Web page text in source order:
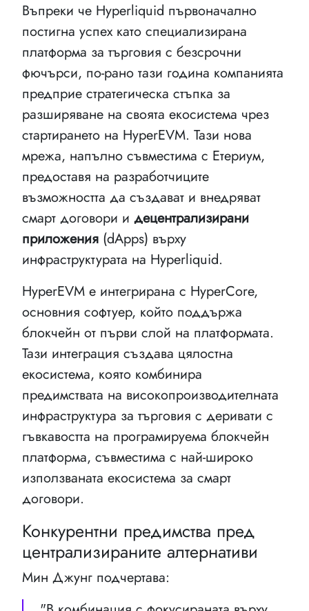
Въпреки че Hyperliquid първоначално
постигна успех като специализирана
платформа за търговия с безсрочни
фючърси, по-рано тази година компанията
предприе стратегическа стъпка за
разширяване на своята екосистема чрез
стартирането на HyperEVM. Тази нова
мрежа, напълно съвместима с Етериум,
предоставя на разработчиците
възможността да създават и внедряват
смарт договори и децентрализирани
приложения (dApps) върху
инфраструктурата на Hyperliquid.
HyperEVM е интегрирана с HyperCore,
основния софтуер, който поддържа
блокчейн от първи слой на платформата.
Тази интеграция създава цялостна
екосистема, която комбинира
предимствата на високопроизводителната
инфраструктура за търговия с деривати с
гъвкавостта на програмируема блокчейн
платформа, съвместима с най-широко
използваната екосистема за смарт
договори.
Конкурентни предимства пред
централизираните алтернативи
Мин Джунг подчертава: